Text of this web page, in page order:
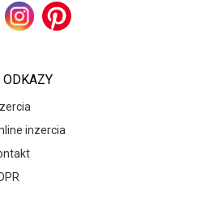
ODKAZY
inzercia